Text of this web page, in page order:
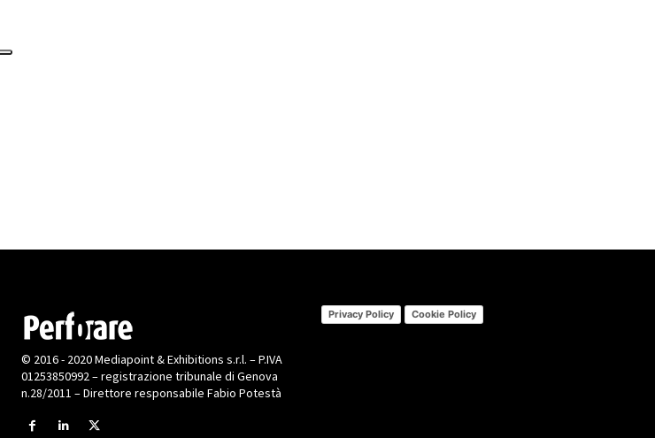
© 2016 - 2020 Mediapoint & Exhibitions s.r.l. – P.IVA
01253850992 – registrazione tribunale di Genova
n.28/2011 – Direttore responsabile Fabio Potestà
Privacy Policy Cookie Policy